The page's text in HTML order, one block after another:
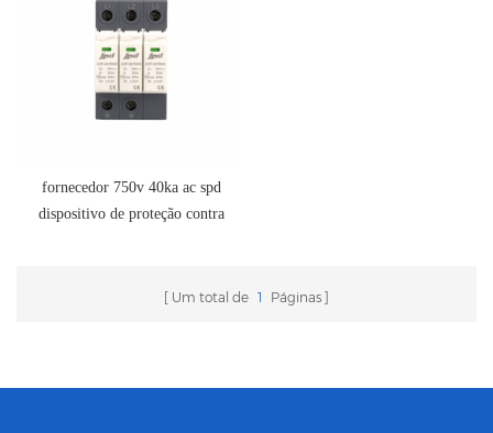
fornecedor 750v 40ka ac spd
dispositivo de proteção contra
Um total de 1 Páginas